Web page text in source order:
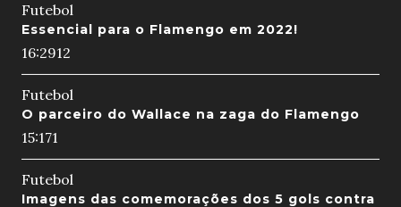
Futebol
Essencial para o Flamengo em 2022!
16:2912
Futebol
O parceiro do Wallace na zaga do Flamengo
15:171
Futebol
Imagens das comemorações dos 5 gols contra